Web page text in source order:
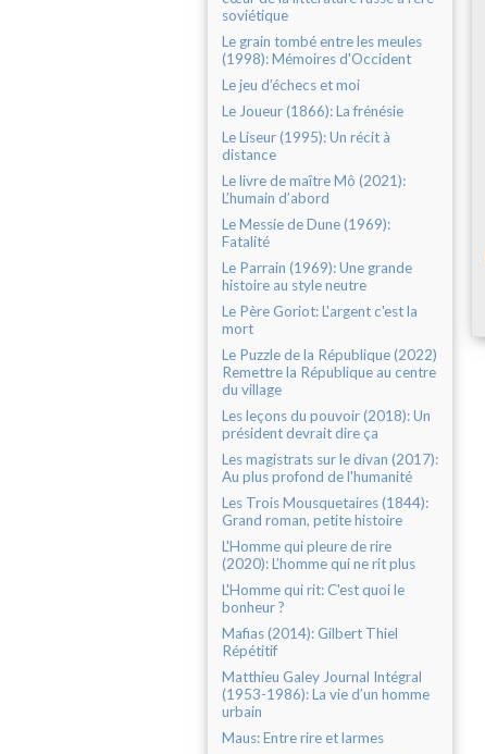
soviétique
Le grain tombé entre les meules
(1998): Mémoires d'Occident
Le jeu d’échecs et moi
Le Joueur (1866): La frénésie
Le Liseur (1995): Un récit à
distance
Le livre de maître Mô (2021):
L’humain d’abord
Le Messie de Dune (1969):
Fatalité
Le Parrain (1969): Une grande
histoire au style neutre
Le Père Goriot: L'argent c'est la
mort
Le Puzzle de la République (2022)
Remettre la République au centre
du village
Les leçons du pouvoir (2018): Un
président devrait dire ça
Les magistrats sur le divan (2017):
Au plus profond de l'humanité
Les Trois Mousquetaires (1844):
Grand roman, petite histoire
L'Homme qui pleure de rire
(2020): L’homme qui ne rit plus
L'Homme qui rit: C'est quoi le
bonheur ?
Mafias (2014): Gilbert Thiel
Répétitif
Matthieu Galey Journal Intégral
(1953-1986): La vie d’un homme
urbain
Maus: Entre rire et larmes